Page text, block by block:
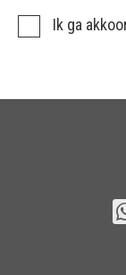
Ik ga